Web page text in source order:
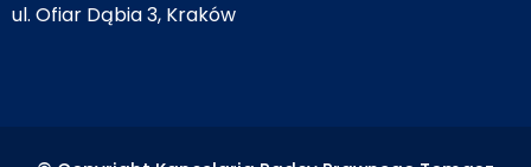
ul. Ofiar Dąbia 3, Kraków